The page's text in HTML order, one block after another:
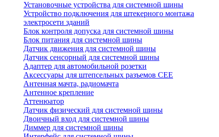
Установочные устройства для системной шины
Устройство подключения для штекерного монтажа
электросети зданий
Блок контроля допуска для системной шины
Блок питания для системной шины
Датчик движения для системной шины
Датчик сенсорный для системной шины
Адаптер для автомобильной розетки
Аксессуары для штепсельных разъемов CEE
Антенная мачта, радиомачта
Антенное крепление
Аттенюатор
Датчик физический для системной шины
Двоичный вход для системной шины
Диммер для системной шины